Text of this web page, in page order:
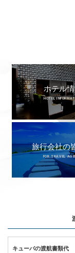
ホテル
HOTEL
旅行会社の
FOR TRAVEL
キューバの渡航書類代